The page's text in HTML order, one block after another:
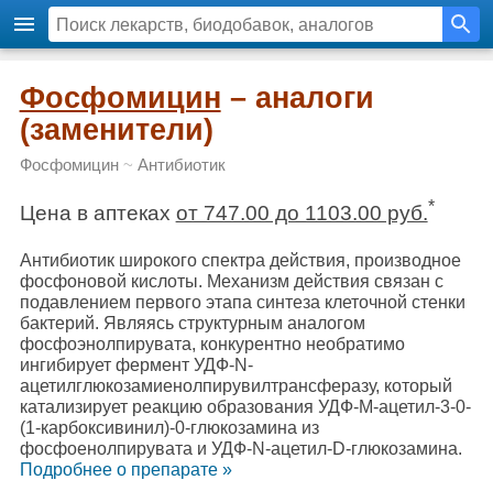
Фосфомицин – аналоги
(заменители)
Фосфомицин~ Антибиотик
Цена в аптеках от 747.00 до 1103.00 руб.*
Антибиотик широкого спектра действия, производное
фосфоновой кислоты. Механизм действия связан с
подавлением первого этапа синтеза клеточной стенки
бактерий. Являясь структурным аналогом
фосфоэнолпирувата, конкурентно необратимо
ингибирует фермент УДФ-N-
ацетилглюкозамиенолпирувилтрансферазу, который
катализирует реакцию образования УДФ-М-ацетил-3-0-
(1-карбоксивинил)-0-глюкозамина из
фосфоенолпирувата и УДФ-N-ацетил-D-глюкозамина.
Подробнee о препарате »